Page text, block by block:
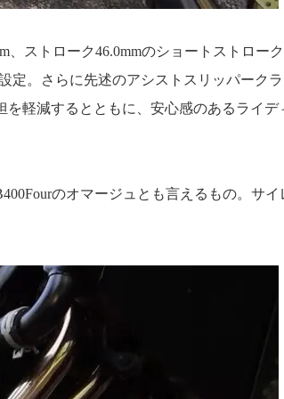
ストローク46.0mmのショートストロー
定。さらに先述のアシストスリッパークラ
軽減するとともに、安心感のあるライデ
のオマージュとも言えるもの。サイ